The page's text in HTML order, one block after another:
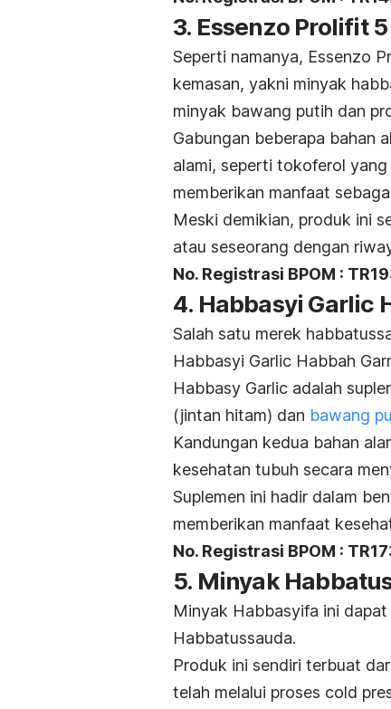
3. Essenzo Prolifit 5
Seperti namanya, Essenzo
kemasan, yakni minyak
minyak bawang putih dan
Gabungan beberapa bahan
alami, seperti tokoferol
memberikan manfaat
Meski demikian, produk ini
atau seseorang dengan
No. Registrasi BPOM :
4. Habbasyi Garlic
Salah satu merek
Habbasyi Garlic Habbah
Habbasy Garlic adalah
(jintan hitam) dan bawang
Kandungan kedua bahan
kesehatan tubuh secara
Suplemen ini hadir dalam
memberikan manfaat
No. Registrasi BPOM :
5. Minyak
Minyak Habbasyifa ini
Habbatussauda.
Produk ini sendiri terbuat
telah melalui proses cold